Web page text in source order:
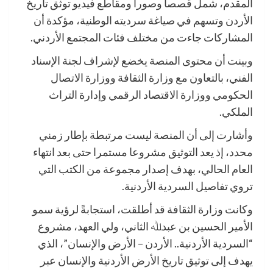
المقدم، شمل قصصا وصورا ومقاطع فيديو توثق تاريخ
الأردن وتسهم في صياغة سرديته الوطنية، مؤكدة أن
المشاركات جاءت من مختلف فئات المجتمع الأردني.
وبينت أن محتوى المنصة يخضع لإشراف لجنة الإسناد
الفني، بالتعاون مع وزارة الثقافة ووزارة الاتصال
الحكومي ووزارة الاقتصاد الرقمي وإدارة التراث
الملكي.
وأشارت إلى أن المنصة ليست مرتبطة بإطار زمني
محدد، إذ يعد التوثيق مشروعا مستمرا حتى بعد انتهاء
العام الحالي، بهدف إصدار مجموعة من الكتب التي
تروي تفاصيل السردية الأردنية.
وكانت وزارة الثقافة قد أطلقت، استجابةً لرؤية سمو
الأمير الحسين بن عبدﷲ الثاني، ولي العهد، مشروع
“السردية الأردنية.. الأردن – الأرض والإنسان”، الذي
يهدف إلى توثيق تاريخ الأرض الأردنية والإنسان عبر